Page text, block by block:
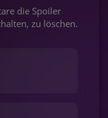
die Spoiler
zu löschen.